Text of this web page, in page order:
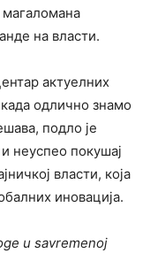
на власти.
актуелних
одлично знамо
подло је
неуспео покушај
власти, која
иновација.
u savremenoj